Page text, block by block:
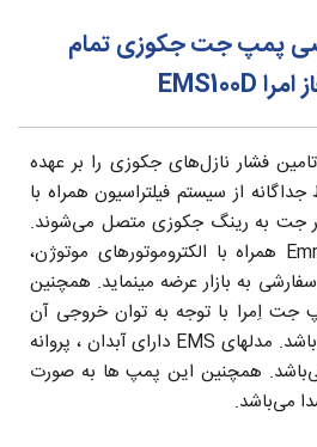
پمپ جت جکوزی تمام
فشار نازل‌های جکوزی را بر عهده
از سیستم فیلتراسیون همراه با
جت به رینگ جکوزی متصل می‌شوند.
پمپ جت جکوزی امرا Emra همراه با الکتروموتورهای موتوژن،
به بازار عرضه مینماید. همچنین
جت اِمرا با توجه به توان خروجی آن
میتواند، 2، 3 یا چهار اینچ باشد. مدلهای EMS دارای آبدان ، پروانه
همچنین این پمپ ها به صورت
می‌باشد.